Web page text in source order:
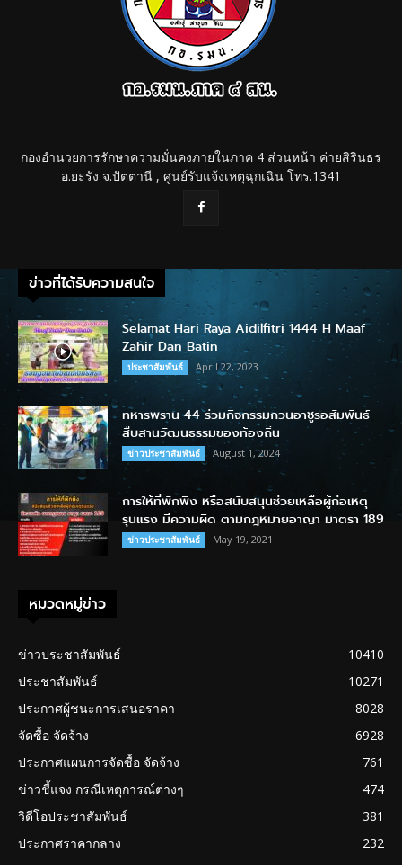
กองอำนวยการรักษาความมั่นคงภายในภาค 4 ส่วนหน้า ค่ายสิรินธร
อ.ยะรัง จ.ปัตตานี , ศูนย์รับแจ้งเหตุฉุกเฉิน โทร.1341
ข่าวที่ได้รับความสนใจ
Selamat Hari Raya Aidilfitri 1444 H Maaf
Zahir Dan Batin
ประชาสัมพันธ์ April 22, 2023
ทหารพราน 44 ร่วมกิจกรรมกวนอาซูรอสัมพันธ์
สืบสานวัฒนธรรมของท้องถิ่น
ข่าวประชาสัมพันธ์ August 1, 2024
การให้ที่พักพิง หรือสนับสนุนช่วยเหลือผู้ก่อเหตุ
รุนแรง มีความผิด ตามกฎหมายอาญา มาตรา 189
ข่าวประชาสัมพันธ์ May 19, 2021
หมวดหมู่ข่าว
ข่าวประชาสัมพันธ์
10410
ประชาสัมพันธ์
10271
ประกาศผู้ชนะการเสนอราคา
8028
จัดซื้อ จัดจ้าง
6928
ประกาศแผนการจัดซื้อ จัดจ้าง
761
ข่าวชี้แจง กรณีเหตุการณ์ต่างๆ
474
วิดีโอประชาสัมพันธ์
381
ประกาศราคากลาง
232